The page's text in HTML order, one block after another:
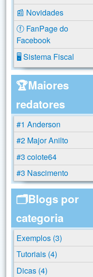
📰 Novidades
ⓕ FanPage do
Facebook
🖥️ Sistema Fiscal
🏆Maiores
redatores
#1 Anderson
#2 Major Anilto
#3 coiote64
#3 Nascimento
🗂️Blogs por
categoria
Exemplos (3)
Tutoriais (4)
Dicas (4)